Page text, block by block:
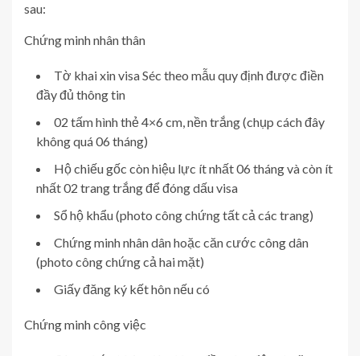
sau:
Chứng minh nhân thân
Tờ khai xin visa Séc theo mẫu quy định được điền
đầy đủ thông tin
02 tấm hình thẻ 4×6 cm, nền trắng (chụp cách đây
không quá 06 tháng)
Hộ chiếu gốc còn hiệu lực ít nhất 06 tháng và còn ít
nhất 02 trang trắng để đóng dấu visa
Sổ hộ khẩu (photo công chứng tất cả các trang)
Chứng minh nhân dân hoặc căn cước công dân
(photo công chứng cả hai mặt)
Giấy đăng ký kết hôn nếu có
Chứng minh công việc